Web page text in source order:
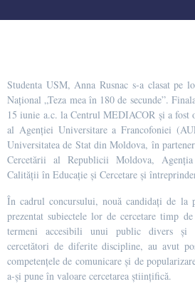
Studenta USM, Anna Rusnac s-a clasat pe
Național „Teza mea în 180 de secunde”.
15 iunie a.c. la Centrul MEDIACOR și a fost
al Agenției Universitare a Francofoniei
Universitatea de Stat din Moldova, în
Cercetării al Republicii Moldova,
Calității în Educație și Cercetare și
În cadrul concursului, nouă candidați de la
prezentat subiectele lor de cercetare timp
termeni accesibili unui public divers și
cercetători de diferite discipline, au avut
competențele de comunicare și de
a-și pune în valoare cercetarea științifică.